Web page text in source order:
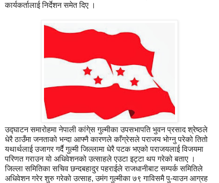
कार्यकर्तालाई निर्देशन समेत दिए ।
उद्घाटन समारोहमा नेपाली कांगे्स गुल्मीका उपसभापति भुवन प्रसाद श्रेष्ठले
धेरै ठाउँमा जनताको भन्दा आफ्नै कारणले काँग्रेसले पराजय भोग्नु परेको तितो
यथार्थलाई उजागर गर्दै गुल्मी जिल्लामा धेरै पटक भएको पराजयलाई विजयमा
परिणत गराउन यो अधिवेशनको उत्साहले एउटा इट्टा थप गरेको बताए ।
जिल्ला समितिका सचिव छन्दबहादुर पहराईले राजधानीबाट सम्पर्क समितिले
अधिवेशन गरेर शुरु गरेको उत्साह, उमंग गुल्मीका ७९ गाविसमै पु-याउन आग्रह